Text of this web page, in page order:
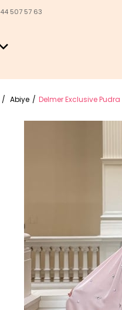
507 57 63
Abiye Delmer Exclusive Pudra